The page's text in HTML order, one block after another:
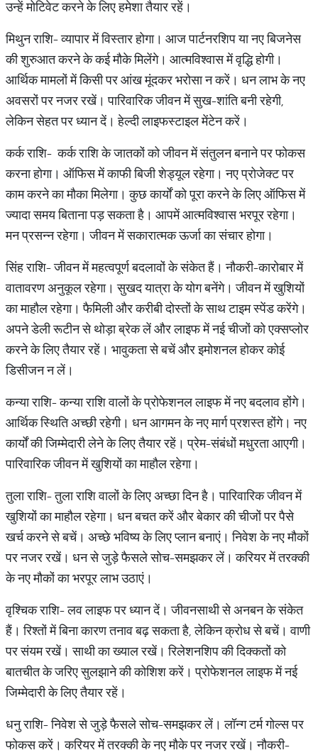
उन्हें मोटिवेट करने के लिए हमेशा तैयार रहें।
मिथुन राशि- व्यापार में विस्तार होगा। आज पार्टनरशिप या नए बिजनेस
की शुरुआत करने के कई मौके मिलेंगे। आत्मविश्वास में वृद्धि होगी।
आर्थिक मामलों में किसी पर आंख मूंदकर भरोसा न करें। धन लाभ के नए
अवसरों पर नजर रखें। पारिवारिक जीवन में सुख-शांति बनी रहेगी,
लेकिन सेहत पर ध्यान दें। हेल्दी लाइफस्टाइल मेंटेन करें।
कर्क राशि- कर्क राशि के जातकों को जीवन में संतुलन बनाने पर फोकस
करना होगा। ऑफिस में काफी बिजी शेड्यूल रहेगा। नए प्रोजेक्ट पर
काम करने का मौका मिलेगा। कुछ कार्यों को पूरा करने के लिए ऑफिस में
ज्यादा समय बिताना पड़ सकता है। आपमें आत्मविश्वास भरपूर रहेगा।
मन प्रसन्न रहेगा। जीवन में सकारात्मक ऊर्जा का संचार होगा।
सिंह राशि- जीवन में महत्वपूर्ण बदलावों के संकेत हैं। नौकरी-कारोबार में
वातावरण अनुकूल रहेगा। सुखद यात्रा के योग बनेंगे। जीवन में खुशियों
का माहौल रहेगा। फैमिली और करीबी दोस्तों के साथ टाइम स्पेंड करेंगे।
अपने डेली रूटीन से थोड़ा ब्रेक लें और लाइफ में नई चीजों को एक्सप्लोर
करने के लिए तैयार रहें। भावुकता से बचें और इमोशनल होकर कोई
डिसीजन न लें।
कन्या राशि- कन्या राशि वालों के प्रोफेशनल लाइफ में नए बदलाव होंगे।
आर्थिक स्थिति अच्छी रहेगी। धन आगमन के नए मार्ग प्रशस्त होंगे। नए
कार्यों की जिम्मेदारी लेने के लिए तैयार रहें। प्रेम-संबंधों मधुरता आएगी।
पारिवारिक जीवन में खुशियों का माहौल रहेगा।
तुला राशि- तुला राशि वालों के लिए अच्छा दिन है। पारिवारिक जीवन में
खुशियों का माहौल रहेगा। धन बचत करें और बेकार की चीजों पर पैसे
खर्च करने से बचें। अच्छे भविष्य के लिए प्लान बनाएं। निवेश के नए मौकों
पर नजर रखें। धन से जुड़े फैसले सोच-समझकर लें। करियर में तरक्की
के नए मौकों का भरपूर लाभ उठाएं।
वृश्चिक राशि- लव लाइफ पर ध्यान दें। जीवनसाथी से अनबन के संकेत
हैं। रिश्तों में बिना कारण तनाव बढ़ सकता है, लेकिन क्रोध से बचें। वाणी
पर संयम रखें। साथी का ख्याल रखें। रिलेशनशिप की दिक्कतों को
बातचीत के जरिए सुलझाने की कोशिश करें। प्रोफेशनल लाइफ में नई
जिम्मेदारी के लिए तैयार रहें।
धनु राशि- निवेश से जुड़े फैसले सोच-समझकर लें। लॉन्ग टर्म गोल्स पर
फोकस करें। करियर में तरक्की के नए मौके पर नजर रखें। नौकरी-